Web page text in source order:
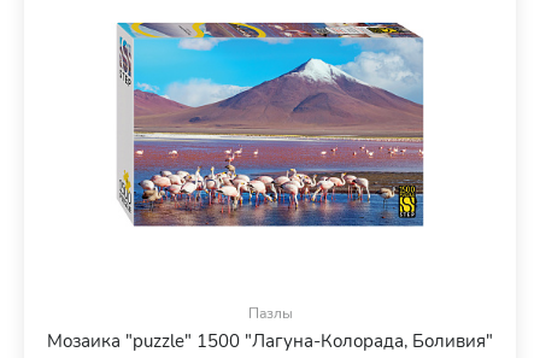
Пазлы
Мозаика "puzzle" 1500 "Лагуна-Колорада, Боливия"